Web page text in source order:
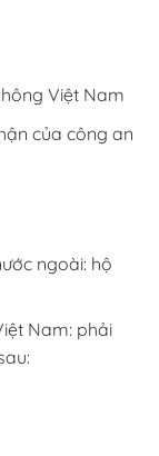
Việt Nam
của công an
ngoài: hộ
Nam: phải